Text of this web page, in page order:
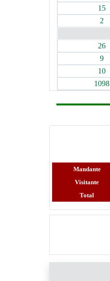
15
2
26
9
10
1098
Mandante
Visitante
Total